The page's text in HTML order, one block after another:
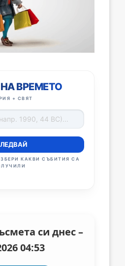
ВРЕМЕТО
+ СВЯТ
КАКВИ СЪБИТИЯ СА
си днес –
04:53